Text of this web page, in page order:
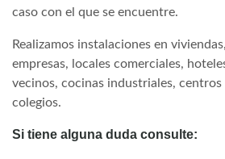
caso con el que se encuentre.
Realizamos instalaciones en
empresas, locales comerciales,
vecinos, cocinas industriales, centros
colegios.
Si tiene alguna duda consulte: